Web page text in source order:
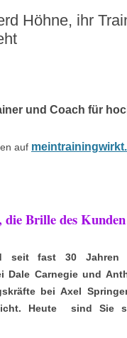
Höhne, ihr
und Coach für
auf
Brille des
seit fast 30 Jahren
Dale Carnegie und
bei Axel
Heute sind Sie